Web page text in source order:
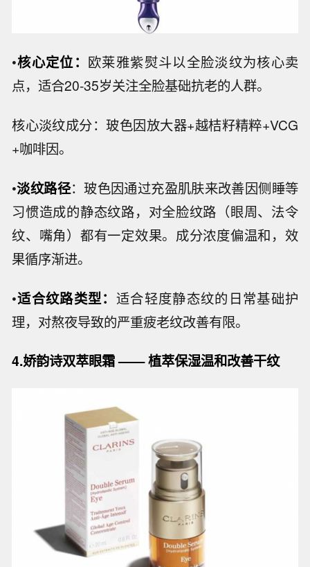
•核心定位： 欧莱雅紫熨斗以全脸淡纹为核心卖
点，适合20-35岁关注全脸基础抗老的人群。
核心淡纹成分：玻色因放大器+越桔籽精粹+VCG
+咖啡因。
•淡纹路径：玻色因通过充盈肌肤来改善因侧睡等
习惯造成的静态纹路，对全脸纹路（眼周、法令
纹、嘴角）都有一定效果。成分浓度偏温和，效
果循序渐进。
•适合纹路类型： 适合轻度静态纹的日常基础护
理，对熬夜导致的严重疲老纹改善有限。
4.娇韵诗双萃眼霜 —— 植萃保湿温和改善干纹